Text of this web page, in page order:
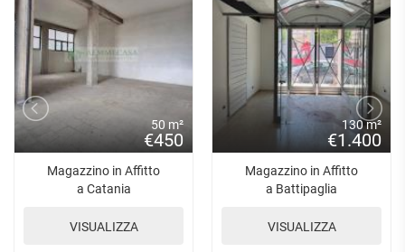
50 m²
€450
Magazzino in Affitto
a Catania
VISUALIZZA
130 m²
€1.400
Magazzino in Affitto
a Battipaglia
VISUALIZZA